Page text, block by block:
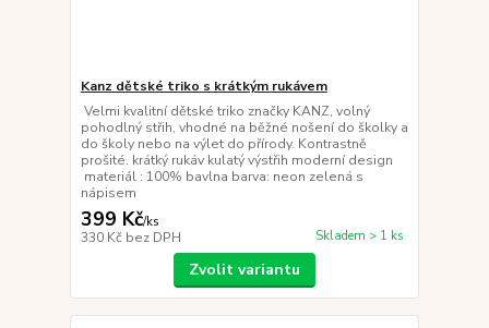
Kanz dětské triko s krátkým rukávem
Velmi kvalitní dětské triko značky KANZ, volný
pohodlný střih, vhodné na běžné nošení do školky a
do školy nebo na výlet do přírody. Kontrastně
prošité. krátký rukáv kulatý výstřih moderní design
materiál : 100% bavlna barva: neon zelená s
nápisem
399 Kč/ks
330 Kč bez DPH Skladem > 1 ks
Zvolit variantu